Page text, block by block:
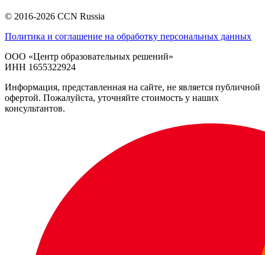
© 2016-2026 CCN Russia
Политика и соглашение на обработку персональных данных
ООО «Центр образовательных решений»
ИНН 1655322924
Информация, представленная на сайте, не является публичной
офертой. Пожалуйста, уточняйте стоимость у наших
консультантов.